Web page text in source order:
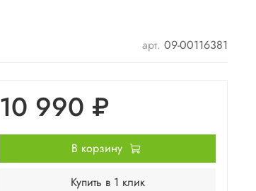
арт. 09-00116381
10 990 ₽
В корзину
Купить в 1 клик